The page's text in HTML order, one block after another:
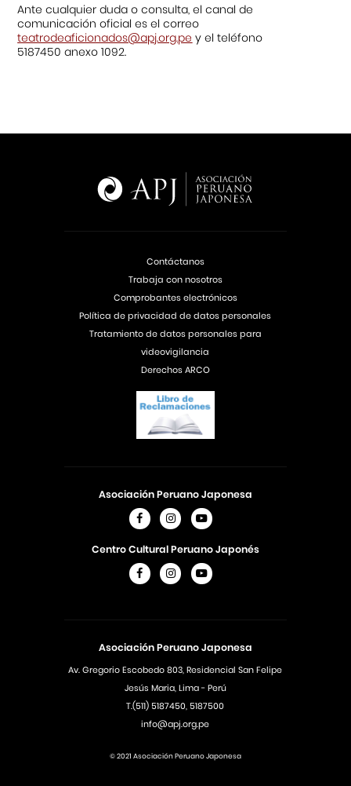
Ante cualquier duda o consulta, el canal de
comunicación oficial es el correo
teatrodeaficionados@apj.org.pe y el teléfono
5187450 anexo 1092.
Asociación Peruano Japonesa
Av. Gregorio Escobedo 803, Residencial San Felipe
Jesús Maria, Lima - Perú
T.(511) 5187450, 5187500
info@apj.org.pe
Asociación Peruano Japonesa
Centro Cultural Peruano Japonés
Contáctanos
Trabaja con nosotros
Comprobantes electrónicos
Política de privacidad de datos personales
Tratamiento de datos personales para
videovigilancia
Derechos ARCO
© 2021 Asociación Peruano Japonesa